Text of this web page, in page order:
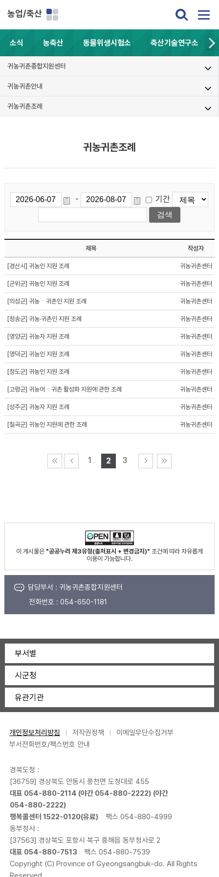
농업/축산
소식 농축산 동물위생시험소 축산기술연구소
귀농귀촌종합지원센터
귀농귀촌안내
귀농귀촌조례
귀농귀촌조례
- 기간
제목 작성자
[경산시] 귀농인 지원 조례 귀농귀촌센터
[군위군] 귀농인 지원 조례 귀농귀촌센터
[의성군] 귀농ㆍ귀촌인 지원 조례 귀농귀촌센터
[청송군] 귀농·귀촌인 지원 조례 귀농귀촌센터
[영양군] 귀농자 지원 조례 귀농귀촌센터
[영덕군] 귀농인 지원 조례 귀농귀촌센터
[청도군] 귀농인 지원 조례 귀농귀촌센터
[고령군] 귀농어ㆍ귀촌 활성화 지원에 관한 조례 귀농귀촌센터
[성주군] 귀농자 지원 조례 귀농귀촌센터
[칠곡군] 귀농인 지원에 관한 조례 귀농귀촌센터
1 2 3
이 게시물은 "공공누리 제3유형(출처표시 + 변경금지)" 조건에 따라 자유롭게
이용이 가능합니다.
담당부서 : 귀농귀촌종합지원센터
전화번호 : 054-650-1181
부서별
시군청
유관기관
개인정보처리방침 저작권정책
이메일무단수집거부
부서전화번호/팩스번호 안내
경북도청 :
[36759] 경상북도 안동시 풍천면 도청대로 455
대표 054-880-2114 (야간 054-880-2222) (야간
054-880-2222)
행복콜센터 1522-0120(유료)
팩스 054-880-4999
동부청사 :
[37563] 경상북도 포항시 북구 흥해읍 동부청사로 2
대표 054-880-7513
팩스 054-880-7539
Copyright (C) Province of Gyeongsangbuk-do. All Rights